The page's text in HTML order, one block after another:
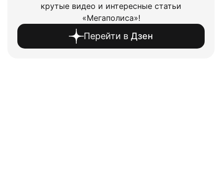
крутые видео и интересные статьи
«Мегаполиса»!
Перейти в Дзен